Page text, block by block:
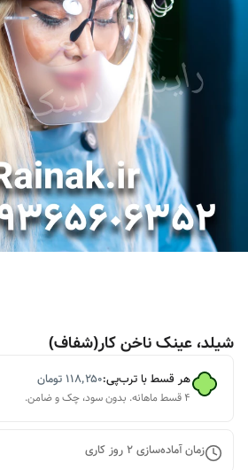
شیلد، عینک ناخن کار(شفاف)
هر قسط با ترب‌پی:۱۱۸٬۲۵۰تومان
۴ قسط ماهانه. بدون سود، چک و ضامن.
زمان آماده‌سازی2روز کاری